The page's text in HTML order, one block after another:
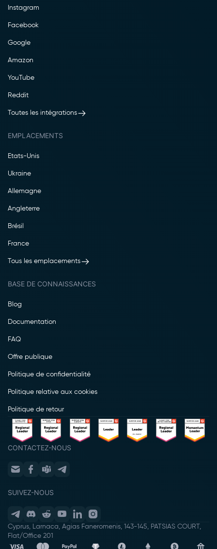
Instagram
Facebook
Google
Amazon
YouTube
Reddit
Toutes les intégrations
EMPLACEMENTS
Etats-Unis
Ukraine
Allemagne
Angleterre
Brésil
France
Tous les emplacements
BASE DE CONNAISSANCES
Blog
Documentation
FAQ
Offre publique
Politique de confidentialité
Politique relative aux cookies
Politique de retour
CONTACTEZ-NOUS
SUIVEZ-NOUS
Cyprus, Larnaca, Agias Faneromenis, 143-145, PATSIAS COURT,
Flat/Office 201